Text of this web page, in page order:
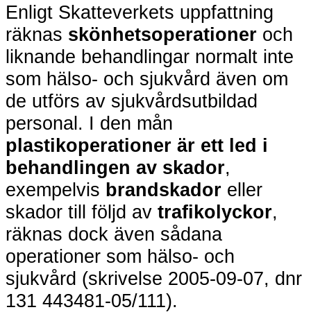
Enligt Skatteverkets uppfattning
räknas skönhetsoperationer och
liknande behandlingar normalt inte
som hälso- och sjukvård även om
de utförs av sjukvårdsutbildad
personal. I den mån
plastikoperationer är ett led i
behandlingen av skador,
exempelvis brandskador eller
skador till följd av trafikolyckor,
räknas dock även sådana
operationer som hälso- och
sjukvård (skrivelse 2005-09-07, dnr
131 443481-05/111).